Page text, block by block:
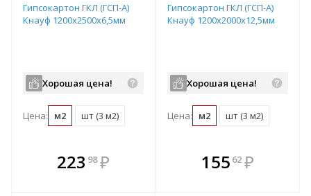
Гипсокартон ГКЛ (ГСП-А)
Кнауф 1200х2500х6,5мм
Хорошая цена!
Цена: м2 шт (3 м2)
223 98 ₽
В комплекте
всегда выгоднее!
Гипсокартон ГКЛ (ГСП-А)
Кнауф 1200х2000х12,5мм
Хорошая цена!
Цена: м2 шт (3 м2)
В комплекте
всегда выгоднее!
155 62 ₽